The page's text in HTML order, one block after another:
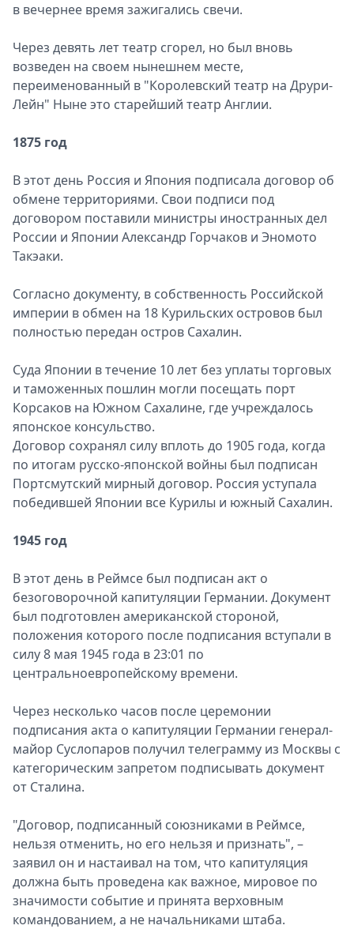
в вечернее время зажигались свечи.
Через девять лет театр сгорел, но был вновь
возведен на своем нынешнем месте,
переименованный в "Королевский театр на Друри-
Лейн" Ныне это старейший театр Англии.
1875 год
В этот день Россия и Япония подписала договор об
обмене территориями. Свои подписи под
договором поставили министры иностранных дел
России и Японии Александр Горчаков и Эномото
Такэаки.
Согласно документу, в собственность Российской
империи в обмен на 18 Курильских островов был
полностью передан остров Сахалин.
Суда Японии в течение 10 лет без уплаты торговых
и таможенных пошлин могли посещать порт
Корсаков на Южном Сахалине, где учреждалось
японское консульство.
Договор сохранял силу вплоть до 1905 года, когда
по итогам русско-японской войны был подписан
Портсмутский мирный договор. Россия уступала
победившей Японии все Куpилы и южный Сахалин.
1945 год
В этот день в Реймсе был подписан акт о
безоговорочной капитуляции Германии. Документ
был подготовлен американской стороной,
положения которого после подписания вступали в
силу 8 мая 1945 года в 23:01 по
центральноевропейскому времени.
Через несколько часов после церемонии
подписания акта о капитуляции Германии генерал-
майор Суслопаров получил телеграмму из Москвы с
категорическим запретом подписывать документ
от Сталина.
"Договор, подписанный союзниками в Реймсе,
нельзя отменить, но его нельзя и признать", –
заявил он и настаивал на том, что капитуляция
должна быть проведена как важное, мировое по
значимости событие и принята верховным
командованием, а не начальниками штаба.